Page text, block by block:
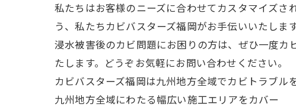
私たちはお客様のニーズに合わせてカスタマイズ
う、私たちカビバスターズ福岡がお手伝いいたします
浸水被害後のカビ問題にお困りの方は、ぜひ一度
たします。どうぞお気軽にお問い合わせください。
カビバスターズ福岡は九州地方全域でカビトラブル
九州地方全域にわたる幅広い施工エリアをカバー